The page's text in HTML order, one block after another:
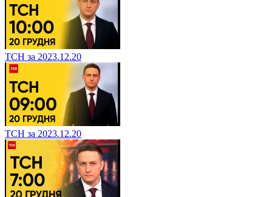
ТСН за 2023.12.20
ТСН за 2023.12.20